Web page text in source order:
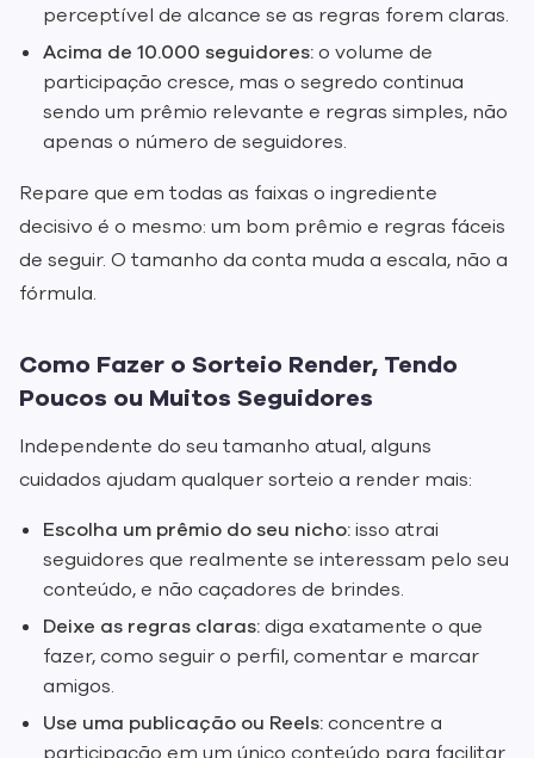
perceptível de alcance se as regras forem claras.
Acima de 10.000 seguidores:o volume de
participação cresce, mas o segredo continua
sendo um prêmio relevante e regras simples, não
apenas o número de seguidores.
Repare que em todas as faixas o ingrediente
decisivo é o mesmo: um bom prêmio e regras fáceis
de seguir. O tamanho da conta muda a escala, não a
fórmula.
Como Fazer o Sorteio Render, Tendo
Poucos ou Muitos Seguidores
Independente do seu tamanho atual, alguns
cuidados ajudam qualquer sorteio a render mais:
Escolha um prêmio do seu nicho:isso atrai
seguidores que realmente se interessam pelo seu
conteúdo, e não caçadores de brindes.
Deixe as regras claras:diga exatamente o que
fazer, como seguir o perfil, comentar e marcar
amigos.
Use uma publicação ou Reels:concentre a